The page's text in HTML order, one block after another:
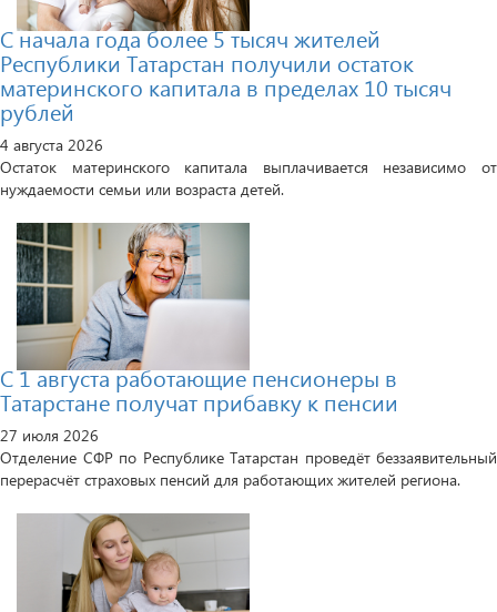
С начала года более 5 тысяч жителей
Республики Татарстан получили остаток
материнского капитала в пределах 10 тысяч
рублей
4 августа 2026
Остаток материнского капитала выплачивается независимо от
нуждаемости семьи или возраста детей.
С 1 августа работающие пенсионеры в
Татарстане получат прибавку к пенсии
27 июля 2026
Отделение СФР по Республике Татарстан проведёт беззаявительный
перерасчёт страховых пенсий для работающих жителей региона.